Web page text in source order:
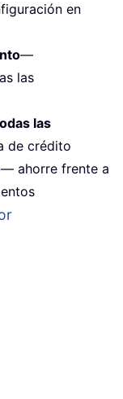
en
—
las
las
de crédito
— ahorre frente a